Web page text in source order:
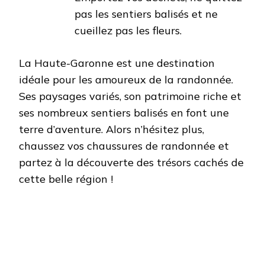
pas les sentiers balisés et ne
cueillez pas les fleurs.
La Haute-Garonne est une destination
idéale pour les amoureux de la randonnée.
Ses paysages variés, son patrimoine riche et
ses nombreux sentiers balisés en font une
terre d’aventure. Alors n’hésitez plus,
chaussez vos chaussures de randonnée et
partez à la découverte des trésors cachés de
cette belle région !